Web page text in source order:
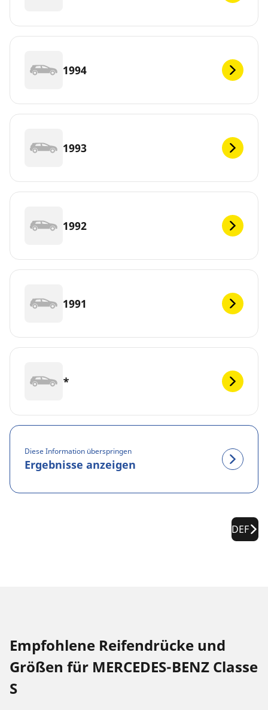
1994
1993
1992
1991
*
Diese Information überspringen
Ergebnisse anzeigen
DEF
Empfohlene Reifendrücke und
Größen für MERCEDES-BENZ Classe
S